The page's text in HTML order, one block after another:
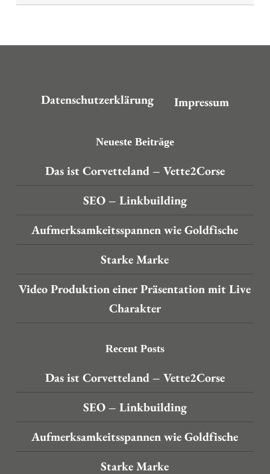
Datenschutzerklärung Impressum
Neueste Beiträge
Das ist Corvetteland – Vette2Corse
SEO – Linkbuilding
Aufmerksamkeitsspannen wie Goldfische
Starke Marke
Video Produktion einer Präsentation mit Live
Charakter
Recent Posts
Das ist Corvetteland – Vette2Corse
SEO – Linkbuilding
Aufmerksamkeitsspannen wie Goldfische
Starke Marke